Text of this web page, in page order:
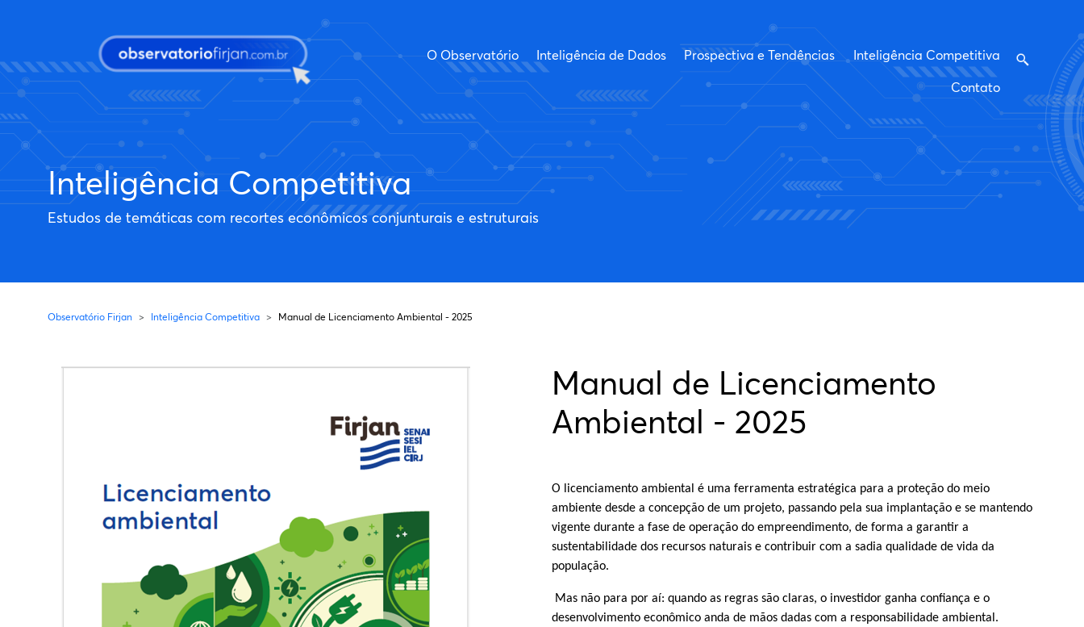
Inteligência Competitiva
Estudos de temáticas com recortes econômicos conjunturais e estruturais
O Observatório Inteligência de Dados Prospectiva e Tendências
Inteligência Competitiva
Contato
Observatório Firjan Inteligência Competitiva Manual de Licenciamento Ambiental - 2025
Manual de Licenciamento
Ambiental - 2025
O licenciamento ambiental é uma ferramenta estratégica para a proteção do meio
ambiente desde a concepção de um projeto, passando pela sua implantação e se mantendo
vigente durante a fase de operação do empreendimento, de forma a garantir a
sustentabilidade dos recursos naturais e contribuir com a sadia qualidade de vida da
população.
Mas não para por aí: quando as regras são claras, o investidor ganha confiança e o
desenvolvimento econômico anda de mãos dadas com a responsabilidade ambiental.